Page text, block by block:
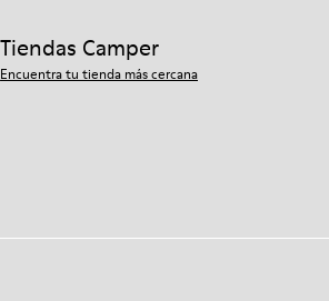
Tiendas Camper
Encuentra tu tienda más cercana